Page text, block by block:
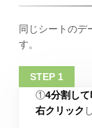
同じシートのデ
す。
①4分割して
右クリック